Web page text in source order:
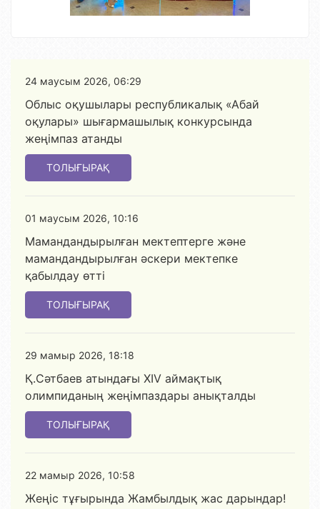
24 маусым 2026, 06:29
Облыс оқушылары республикалық «Абай
оқулары» шығармашылық конкурсында
жеңімпаз атанды
ТОЛЫҒЫРАҚ
01 маусым 2026, 10:16
Мамандандырылған мектептерге және
мамандандырылған әскери мектепке
қабылдау өтті
ТОЛЫҒЫРАҚ
29 мамыр 2026, 18:18
Қ.Сәтбаев атындағы XIV аймақтық
олимпиданың жеңімпаздары анықталды
ТОЛЫҒЫРАҚ
22 мамыр 2026, 10:58
Жеңіс тұғырында Жамбылдық жас дарындар!